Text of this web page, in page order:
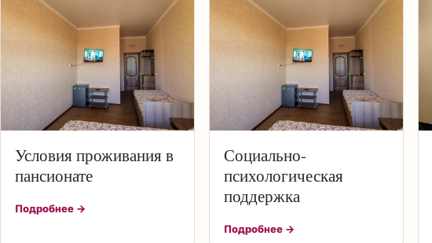
Условия проживания в
пансионате
Подробнее →
Социально-
психологическая
поддержка
Подробнее →